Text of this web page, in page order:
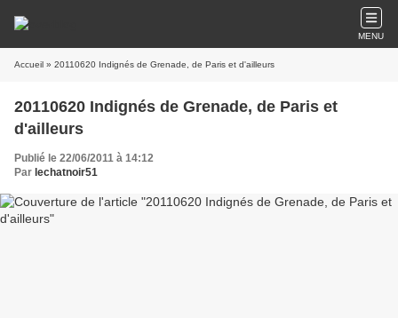
MENU
Accueil » 20110620 Indignés de Grenade, de Paris et d'ailleurs
20110620 Indignés de Grenade, de Paris et
d'ailleurs
Publié le 22/06/2011 à 14:12
Par lechatnoir51